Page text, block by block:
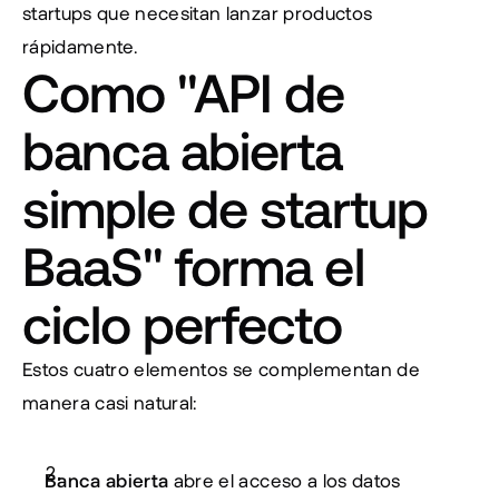
startups que necesitan lanzar productos
rápidamente.
Como "API de
banca abierta
simple de startup
BaaS" forma el
ciclo perfecto
Estos cuatro elementos se complementan de
manera casi natural:
Banca abierta abre el acceso a los datos